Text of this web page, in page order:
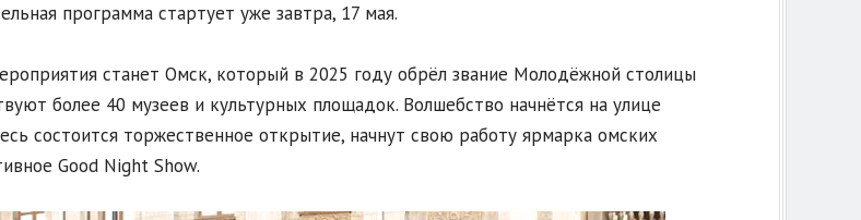
программа стартует уже завтра, 17 мая.
станет Омск, который в 2025 году обрёл звание Молодёжной столицы
более 40 музеев и культурных площадок. Волшебство начнётся на улице
состоится торжественное открытие, начнут свою работу ярмарка омских
Good Night Show.